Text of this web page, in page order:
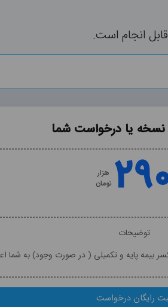
انجام است.
نسخه یا درخواست شما
هزار
تومان
توضیحات
بیمه پایه و تکمیلی ( در صورت وجود) به شما
رایگان درخواست